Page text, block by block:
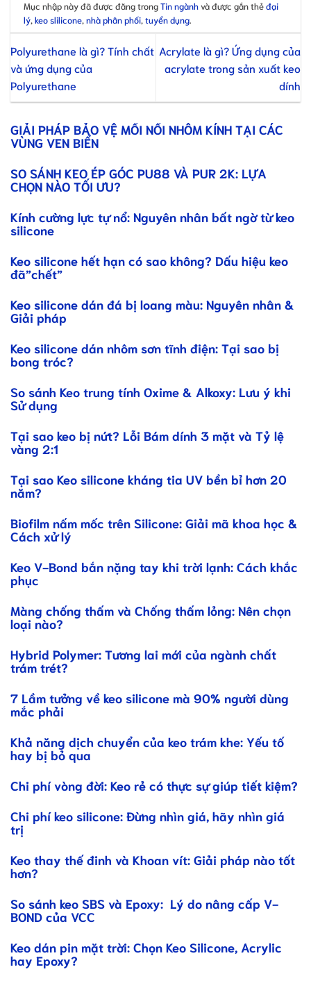
Mục nhập này đã được đăng trongTin ngànhvà được gắn thẻđại
lý,keo slilicone,nhà phân phối,tuyển dụng.
Polyurethane là gì? Tính chất
và ứng dụng của
Polyurethane
Acrylate là gì? Ứng dụng của
acrylate trong sản xuất keo
dính
GIẢI PHÁP BẢO VỆ MỐI NỐI NHÔM KÍNH TẠI CÁC
VÙNG VEN BIỂN
SO SÁNH KEO ÉP GÓC PU88 VÀ PUR 2K: LỰA
CHỌN NÀO TỐI ƯU?
Kính cường lực tự nổ: Nguyên nhân bất ngờ từ keo
silicone
Keo silicone hết hạn có sao không? Dấu hiệu keo
đã”chết”
Keo silicone dán đá bị loang màu: Nguyên nhân &
Giải pháp
Keo silicone dán nhôm sơn tĩnh điện: Tại sao bị
bong tróc?
So sánh Keo trung tính Oxime & Alkoxy: Lưu ý khi
Sử dụng
Tại sao keo bị nứt? Lỗi Bám dính 3 mặt và Tỷ lệ
vàng 2:1
Tại sao Keo silicone kháng tia UV bền bỉ hơn 20
năm?
Biofilm nấm mốc trên Silicone: Giải mã khoa học &
Cách xử lý
Keo V-Bond bắn nặng tay khi trời lạnh: Cách khắc
phục
Màng chống thấm và Chống thấm lỏng: Nên chọn
loại nào?
Hybrid Polymer: Tương lai mới của ngành chất
trám trét?
7 Lầm tưởng về keo silicone mà 90% người dùng
mắc phải
Khả năng dịch chuyển của keo trám khe: Yếu tố
hay bị bỏ qua
Chi phí vòng đời: Keo rẻ có thực sự giúp tiết kiệm?
Chi phí keo silicone: Đừng nhìn giá, hãy nhìn giá
trị
Keo thay thế đinh và Khoan vít: Giải pháp nào tốt
hơn?
So sánh keo SBS và Epoxy: Lý do nâng cấp V-
BOND của VCC
Keo dán pin mặt trời: Chọn Keo Silicone, Acrylic
hay Epoxy?